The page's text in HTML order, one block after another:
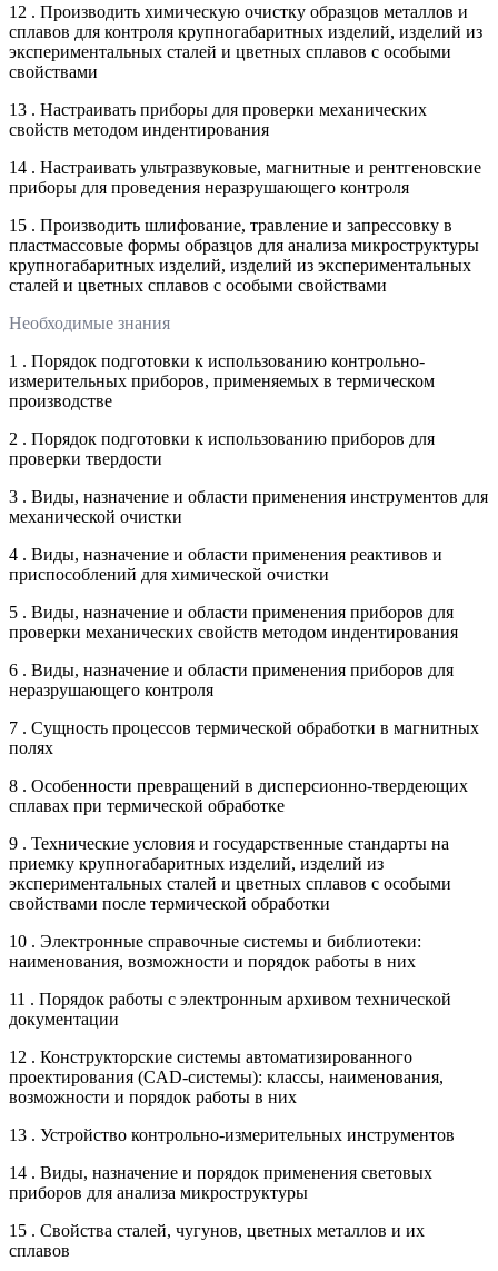
12 . Производить химическую очистку образцов металлов и
сплавов для контроля крупногабаритных изделий, изделий из
экспериментальных сталей и цветных сплавов с особыми
свойствами
13 . Настраивать приборы для проверки механических
свойств методом индентирования
14 . Настраивать ультразвуковые, магнитные и рентгеновские
приборы для проведения неразрушающего контроля
15 . Производить шлифование, травление и запрессовку в
пластмассовые формы образцов для анализа микроструктуры
крупногабаритных изделий, изделий из экспериментальных
сталей и цветных сплавов с особыми свойствами
Необходимые знания
1 . Порядок подготовки к использованию контрольно-
измерительных приборов, применяемых в термическом
производстве
2 . Порядок подготовки к использованию приборов для
проверки твердости
3 . Виды, назначение и области применения инструментов для
механической очистки
4 . Виды, назначение и области применения реактивов и
приспособлений для химической очистки
5 . Виды, назначение и области применения приборов для
проверки механических свойств методом индентирования
6 . Виды, назначение и области применения приборов для
неразрушающего контроля
7 . Сущность процессов термической обработки в магнитных
полях
8 . Особенности превращений в дисперсионно-твердеющих
сплавах при термической обработке
9 . Технические условия и государственные стандарты на
приемку крупногабаритных изделий, изделий из
экспериментальных сталей и цветных сплавов с особыми
свойствами после термической обработки
10 . Электронные справочные системы и библиотеки:
наименования, возможности и порядок работы в них
11 . Порядок работы с электронным архивом технической
документации
12 . Конструкторские системы автоматизированного
проектирования (CAD-системы): классы, наименования,
возможности и порядок работы в них
13 . Устройство контрольно-измерительных инструментов
14 . Виды, назначение и порядок применения световых
приборов для анализа микроструктуры
15 . Свойства сталей, чугунов, цветных металлов и их
сплавов